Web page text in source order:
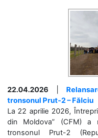
22.04.2026
tronsonul Prut-2 – Fălciu
La 22 aprilie 2026,
din Moldova” (CFM) a
tronsonul Prut-2